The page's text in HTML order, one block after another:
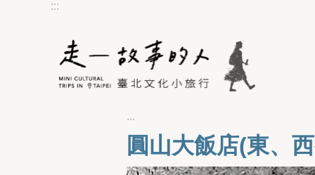
跳到主要內容區塊
:::
:::
圓山大飯店(東、